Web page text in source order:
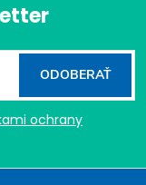
ochrany
ODOBERAŤ